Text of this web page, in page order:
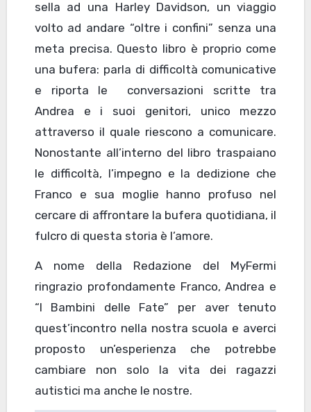
sella ad una Harley Davidson, un viaggio
volto ad andare “oltre i confini” senza una
meta precisa. Questo libro è proprio come
una bufera: parla di difficoltà comunicative
e riporta le conversazioni scritte tra
Andrea e i suoi genitori, unico mezzo
attraverso il quale riescono a comunicare.
Nonostante all’interno del libro traspaiano
le difficoltà, l’impegno e la dedizione che
Franco e sua moglie hanno profuso nel
cercare di affrontare la bufera quotidiana, il
fulcro di questa storia è l’amore.
A nome della Redazione del MyFermi
ringrazio profondamente Franco, Andrea e
“I Bambini delle Fate” per aver tenuto
quest’incontro nella nostra scuola e averci
proposto un’esperienza che potrebbe
cambiare non solo la vita dei ragazzi
autistici ma anche le nostre.